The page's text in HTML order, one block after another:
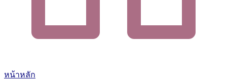
หน้าหลัก